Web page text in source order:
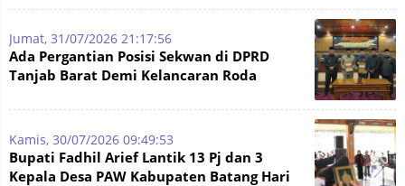
Jumat, 31/07/2026 21:17:56
Ada Pergantian Posisi Sekwan di DPRD
Tanjab Barat Demi Kelancaran Roda
Kamis, 30/07/2026 09:49:53
Bupati Fadhil Arief Lantik 13 Pj dan 3
Kepala Desa PAW Kabupaten Batang Hari